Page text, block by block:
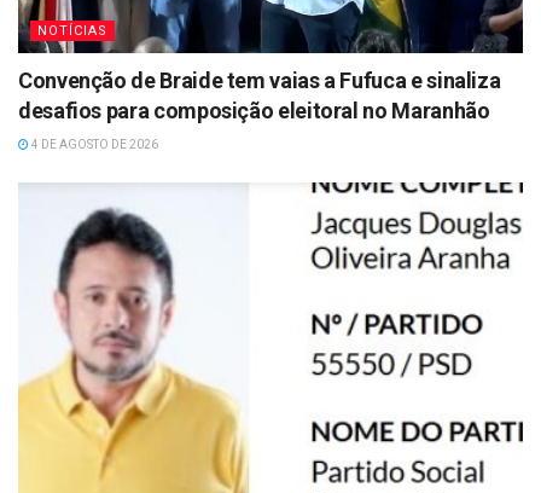
NOTÍCIAS
Convenção de Braide tem vaias a Fufuca e sinaliza
desafios para composição eleitoral no Maranhão
4 DE AGOSTO DE 2026